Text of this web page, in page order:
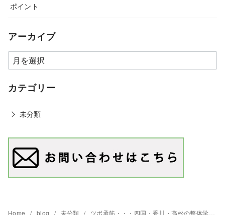
ポイント
アーカイブ
カテゴリー
未分類
Home blog 未分類 ツボ承筋・・・四国・香川・高松の整体学校R-1の整体ワンポイント